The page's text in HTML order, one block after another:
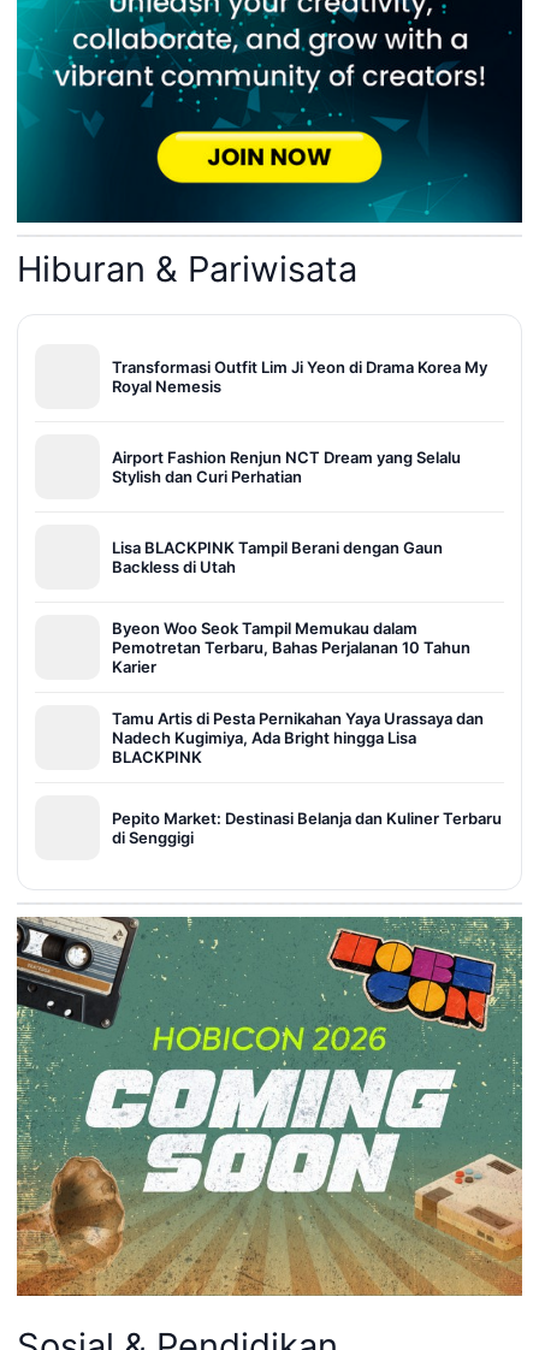
Hiburan & Pariwisata
Transformasi Outfit Lim Ji Yeon di Drama Korea My
Royal Nemesis
Airport Fashion Renjun NCT Dream yang Selalu
Stylish dan Curi Perhatian
Lisa BLACKPINK Tampil Berani dengan Gaun
Backless di Utah
Byeon Woo Seok Tampil Memukau dalam
Pemotretan Terbaru, Bahas Perjalanan 10 Tahun
Karier
Tamu Artis di Pesta Pernikahan Yaya Urassaya dan
Nadech Kugimiya, Ada Bright hingga Lisa
BLACKPINK
Pepito Market: Destinasi Belanja dan Kuliner Terbaru
di Senggigi